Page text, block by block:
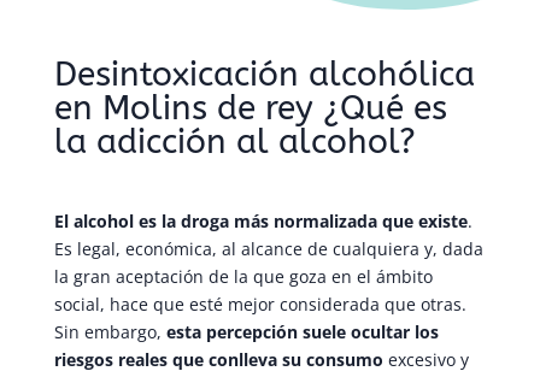
Desintoxicación alcohólica
en Molins de rey ¿Qué es
la adicción al alcohol?
El alcohol es la droga más normalizada que existe.
Es legal, económica, al alcance de cualquiera y, dada
la gran aceptación de la que goza en el ámbito
social, hace que esté mejor considerada que otras.
Sin embargo, esta percepción suele ocultar los
riesgos reales que conlleva su consumo excesivo y